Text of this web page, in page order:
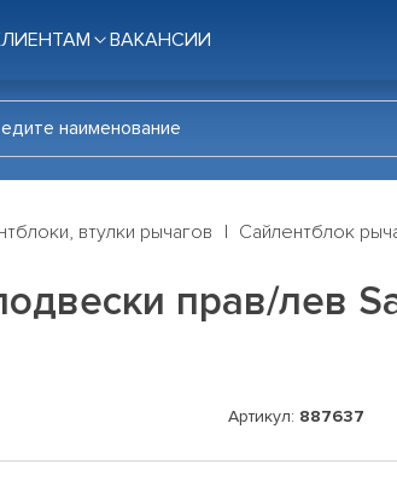
ВАКАНСИИ
втулки рычагов Сайлентблок
прав/лев
Артикул: 887637